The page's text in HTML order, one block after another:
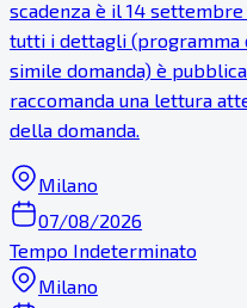
scadenza è il 14
tutti i dettagli (programma
simile domanda) è
raccomanda una lettura
della domanda.
Milano
07/08/2026
Tempo Indeterminato
Milano